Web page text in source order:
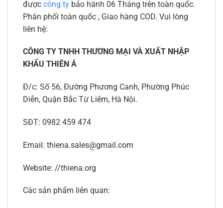
được công ty bảo hành 06 Tháng trên toàn quốc.
Phân phối toàn quốc , Giao hàng COD. Vui lòng
liên hệ:
CÔNG TY TNHH THƯƠNG MẠI VÀ XUẤT NHẬP
KHẨU THIÊN Á
Đ/c: Số 56, Đường Phương Canh, Phường Phúc
Diễn, Quận Bắc Từ Liêm, Hà Nội.
SĐT: 0982 459 474
Email: thiena.sales@gmail.com
Website: //thiena.org
Các sản phẩm liên quan: